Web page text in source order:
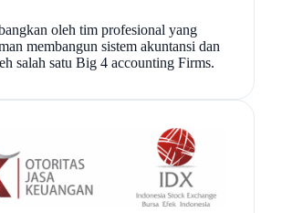
oleh tim profesional yang
membangun sistem akuntansi dan
salah satu Big 4 accounting Firms.